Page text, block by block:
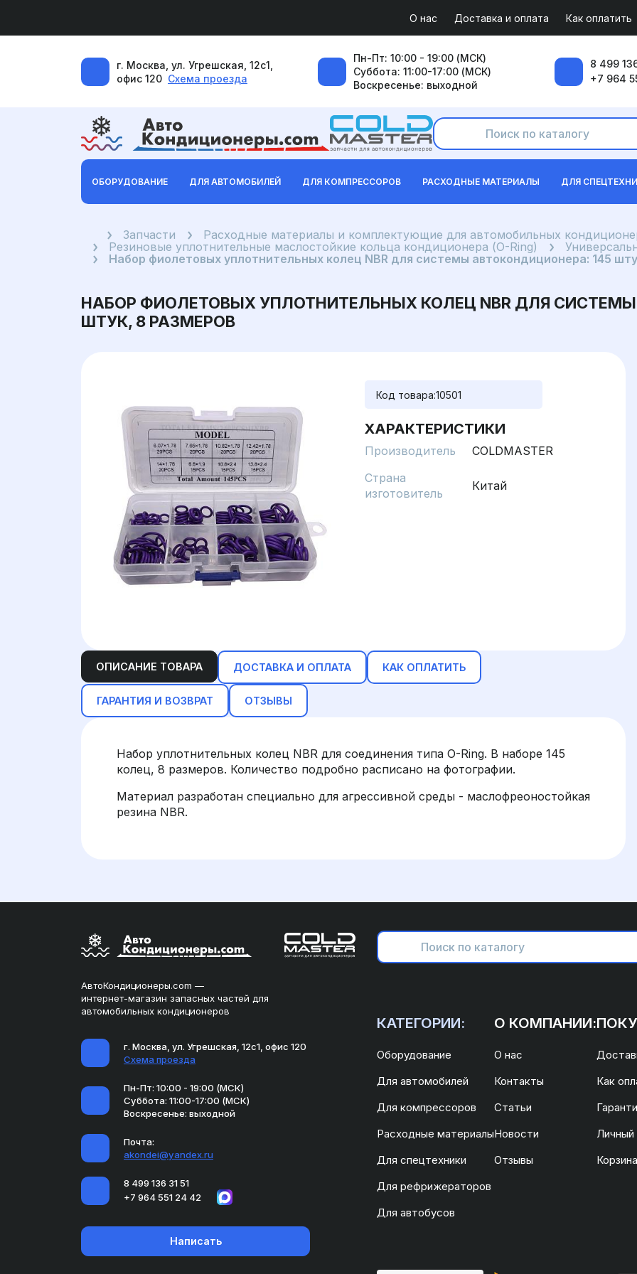
О нас Доставка и оплата Как оплатить
г. Москва, ул. Угрешская, 12с1,
офис 120 Схема проезда
Пн-Пт: 10:00 - 19:00 (МСК)
Суббота: 11:00-17:00 (МСК)
Воскресенье: выходной
8 499
+7 964
ОБОРУДОВАНИЕ ДЛЯ АВТОМОБИЛЕЙ ДЛЯ КОМПРЕССОРОВ РАСХОДНЫЕ МАТЕРИАЛЫ ДЛЯ
ГлавнаяЗапчасти
Расходные материалы и комплектующие для автомобильных
Резиновые уплотнительные маслостойкие кольца кондиционера (O-Ring)
Набор фиолетовых уплотнительных колец NBR для системы автокондиционера: 145
НАБОР ФИОЛЕТОВЫХ УПЛОТНИТЕЛЬНЫХ КОЛЕЦ NBR ДЛЯ
ШТУК, 8 РАЗМЕРОВ
Код товара:10501
ХАРАКТЕРИСТИКИ
Производитель
COLDMASTER
Страна
изготовитель
Китай
ОПИСАНИЕ ТОВАРА ДОСТАВКА И ОПЛАТА КАК ОПЛАТИТЬ
ГАРАНТИЯ И ВОЗВРАТ ОТЗЫВЫ
Набор уплотнительных колец NBR для соединения типа O-Ring. В наборе 145
колец, 8 размеров. Количество подробно расписано на фотографии.
Материал разработан специально для агрессивной среды - маслофреоностойкая
резина NBR.
АвтоКондиционеры.com —
интернет-магазин запасных частей для
автомобильных кондиционеров
г. Москва, ул. Угрешская, 12с1, офис 120
Схема проезда
Пн-Пт: 10:00 - 19:00 (МСК)
Суббота: 11:00-17:00 (МСК)
Воскресенье: выходной
Почта:
akondei@yandex.ru
8 499 136 31 51
+7 964 551 24 42
Написать
КАТЕГОРИИ:
Оборудование
Для автомобилей
Для компрессоров
Расходные материалы
Для спецтехники
Для рефрижераторов
Для автобусов
О КОМПАНИИ:
О нас
Контакты
Статьи
Новости
Отзывы
Как
Личный
Корзина